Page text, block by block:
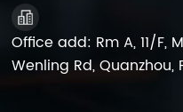
Office add: Rm A, 11/F,
Wenling Rd, Quanzhou,